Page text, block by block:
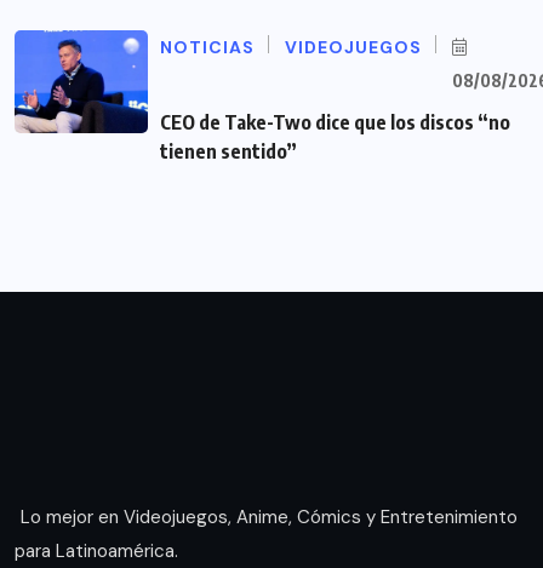
NOTICIAS VIDEOJUEGOS
08/08/
CEO de Take-Two dice que los discos “no
tienen sentido”
Lo mejor en Videojuegos, Anime, Cómics y Entretenimiento
para Latinoamérica.